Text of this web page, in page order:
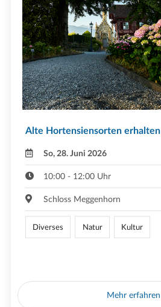
Alte Hortensiensorten erhalten
So, 28. Juni 2026
10:00 - 12:00 Uhr
Schloss Meggenhorn
Diverses Natur Kultur
Mehr erfahren